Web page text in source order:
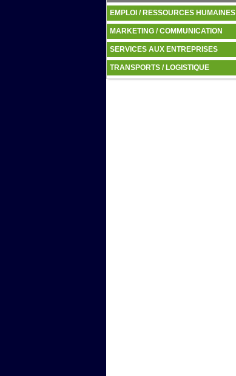
EMPLOI / RESSOURCES HUMAINES
MARKETING / COMMUNICATION
SERVICES AUX ENTREPRISES
TRANSPORTS / LOGISTIQUE